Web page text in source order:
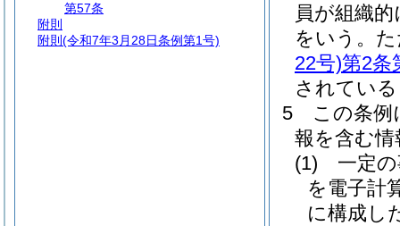
員が組織
をいう。
22号)第2条
されてい
5
この条例
報を含む
(1)
一定
を電子計
に構成し
第57条
附則
附則 (令和7年3月28日条例第1号)